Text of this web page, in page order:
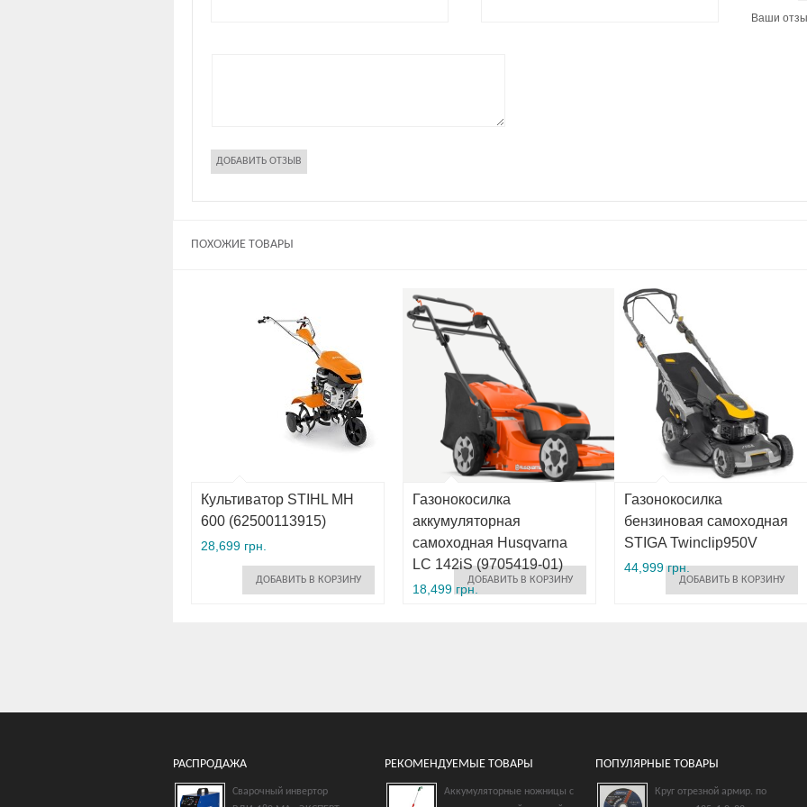
Ваши
ПОХОЖИЕ ТОВАРЫ
Культиватор STIHL MH
600 (62500113915)
28,699 грн.
ДОБАВИТЬ В КОРЗИНУ
Газонокосилка
аккумуляторная
самоходная Husqvarna
LC 142iS (9705419-01)
18,499 грн.
ДОБАВИТЬ В КОРЗИНУ
Газонокосилка
бензиновая самоходная
STIGA Twinclip950V
44,999 грн.
ДОБАВИТЬ В КОРЗИНУ
РАСПРОДАЖА
Сварочный инвертор
РЕКОМЕНДУЕМЫЕ ТОВАРЫ
Аккумуляторные ножницы с
ПОПУЛЯРНЫЕ ТОВАРЫ
Круг отрезной армир. по